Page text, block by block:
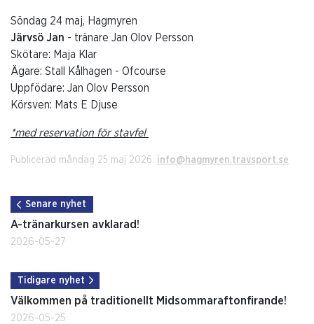
Söndag 24 maj, Hagmyren
Järvsö Jan - tränare Jan Olov Persson
Skötare: Maja Klar
Ägare: Stall Kålhagen - Ofcourse
Uppfödare: Jan Olov Persson
Körsven: Mats E Djuse
*med reservation för stavfel
Publicerad måndag 25 maj 2026. info@hagmyren.travsport.se
Senare nyhet
A-tränarkursen avklarad!
2026-05-27
Tidigare nyhet
Välkommen på traditionellt Midsommaraftonfirande!
2026-05-25